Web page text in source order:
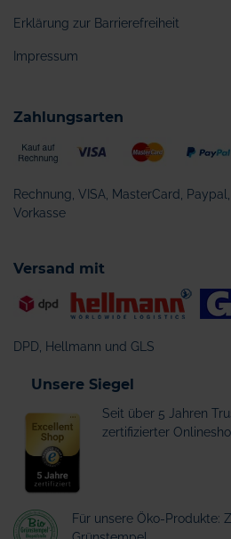
Erklärung zur Barrierefreiheit
Impressum
Zahlungsarten
Rechnung, VISA, MasterCard,
Vorkasse
Versand mit
DPD, Hellmann und GLS
Unsere Siegel
Seit über 5 Jahren
zertifizierter
Für unsere Öko-Produkte: